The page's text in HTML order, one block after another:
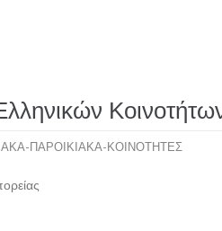
ΠΑΡΟΙΚΙΑΚΑ-ΚΟΙΝΟΤΗΤΕΣ